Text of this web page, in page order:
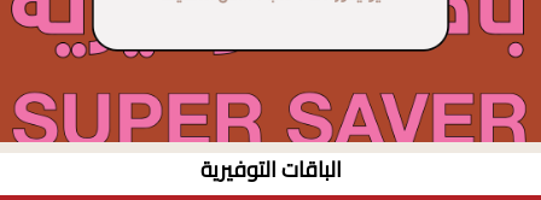
الباقات التوفيرية